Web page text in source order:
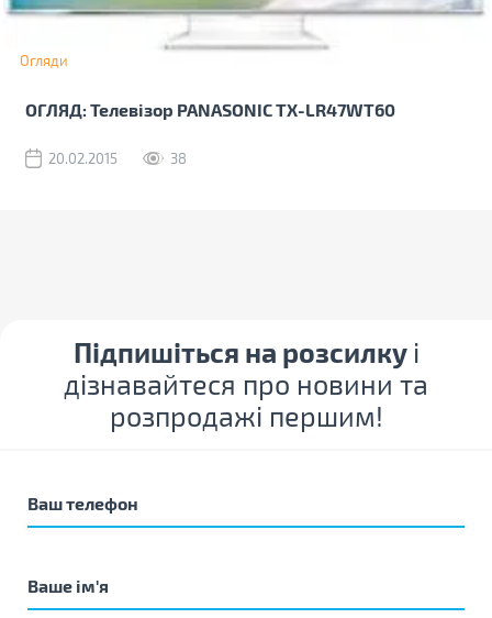
Огляди
ОГЛЯД: Телевізор PANASONIC TX-LR47WT60
20.02.2015 38
Підпишіться на розсилку і
дізнавайтеся про новини та
розпродажі першим!